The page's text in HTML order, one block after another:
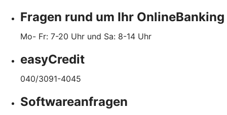
Fragen rund um Ihr OnlineBanking
Mo- Fr: 7-20 Uhr und Sa: 8-14 Uhr
easyCredit
040/3091-4045
Softwareanfragen